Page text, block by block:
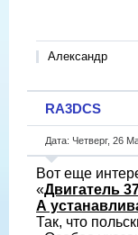
Александр
RA3DCS
Дата: Четверг, 26
Вот еще
«Двигатель
А
Так, что